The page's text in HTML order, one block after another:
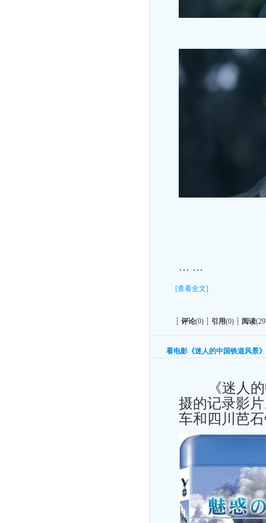
… …
[查看全文]
┆ 评论(0) ┆ 引用(0) ┆ 阅读
看电影《迷人的中国铁道风景》
《迷人的
摄的记录影
车和四川芭